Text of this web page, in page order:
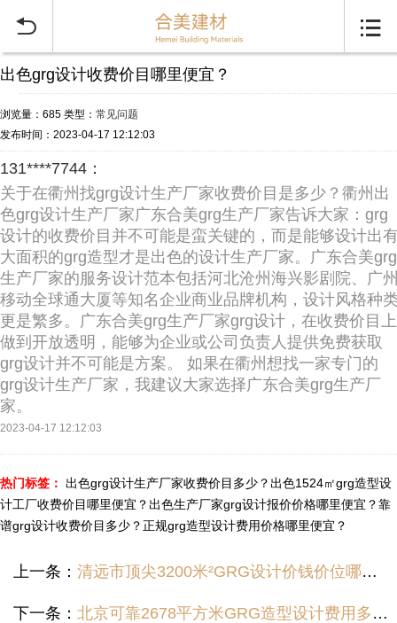
 
出色grg设计收费价目哪里便宜？
浏览量：685 类型： 常见问题
发布时间：2023-04-17 12:12:03
131****7744：
关于在衢州找grg设计生产厂家收费价目是多少？衢州出
色grg设计生产厂家广东合美grg生产厂家告诉大家：grg
设计的收费价目并不可能是蛮关键的，而是能够设计出
大面积的grg造型才是出色的设计生产厂家。广东合美grg
生产厂家的服务设计范本包括河北沧州海兴影剧院、广
移动全球通大厦等知名企业商业品牌机构，设计风格种
更是繁多。广东合美grg生产厂家grg设计，在收费价目上
做到开放透明，能够为企业或公司负责人提供免费获取
grg设计并不可能是方案。 如果在衢州想找一家专门的
grg设计生产厂家，我建议大家选择广东合美grg生产厂
家。
2023-04-17 12:12:03
热门标签： 出色grg设计生产厂家收费价目多少？出色1524㎡grg造型设
计工厂收费价目哪里便宜？出色生产厂家grg设计报价价格哪里便宜？靠
谱grg设计收费价目多少？正规grg造型设计费用价格哪里便宜？
上一条： 清远市顶尖3200米²GRG设计价钱价位哪里便宜？
下一条： 北京可靠2678平方米GRG造型设计费用多少？